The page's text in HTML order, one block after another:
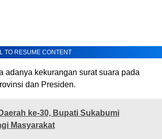
TO RESUME CONTENT
adanya kekurangan surat suara pada
dan Presiden.
ke-30, Bupati Sukabumi
Masyarakat